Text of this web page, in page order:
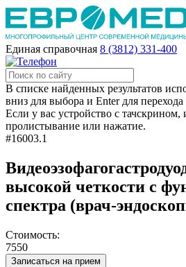
Единая справочная 8 (3812) 331-400
В списке найденных результатов
вниз для выбора и Enter для
Если у вас устройство с тачскрином,
пролистывание или нажатие.
#16003.1
высокой четкости с
спектра (врач-
Стоимость:
7550
Записаться на прием